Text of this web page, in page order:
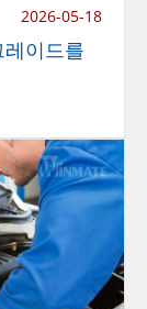
2026-05-18
이드를